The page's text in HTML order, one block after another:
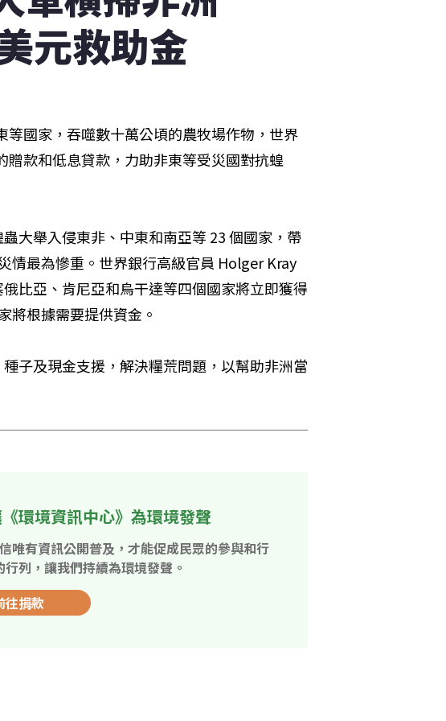
元救助金
國家，吞噬數十萬公頃的農牧場作物，世界
款和低息貸款，力助非東等受災國對抗蝗
大舉入侵東非、中東和南亞等 23 個國家，帶
情最為慘重。世界銀行高級官員 Holger Kray
比亞、肯尼亞和烏干達等四個國家將立即獲得
將根據需要提供資金。
子及現金支援，解決糧荒問題，以幫助非洲當
環境資訊中心》為環境發聲
唯有資訊公開普及，才能促成民眾的參與和行
列，讓我們持續為環境發聲。
往捐款